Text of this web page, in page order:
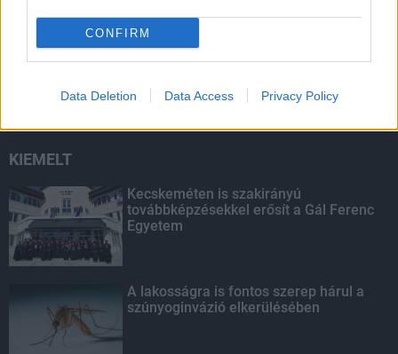
CONFIRM
Data Deletion Data Access Privacy Policy
Egyhetes országos ellenőrzést tart a
rendőrség a utakon
KIEMELT
Kecskeméten is szakirányú
továbbképzésekkel erősít a Gál Ferenc
Egyetem
A lakosságra is fontos szerep hárul a
szúnyoginvázió elkerülésében